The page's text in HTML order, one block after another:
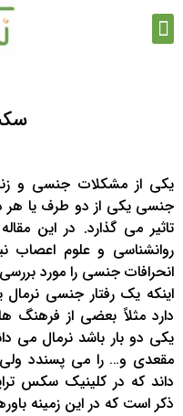
یکی از مشکلات جنسی و
جنسی یکی از دو طرف یا هر
تاثیر می گذارد. در این
روانشناسی و علوم
انحرافات جنسی را مورد
اینکه یک رفتار جنسی نرمال
دارد مثلاً بعضی از فرهنگ
یکی دو بار باشد نرمال می
مقعدی و… را می پسندد ولی
داند که در کلینیک سکس
ذکر است که در این زمینه